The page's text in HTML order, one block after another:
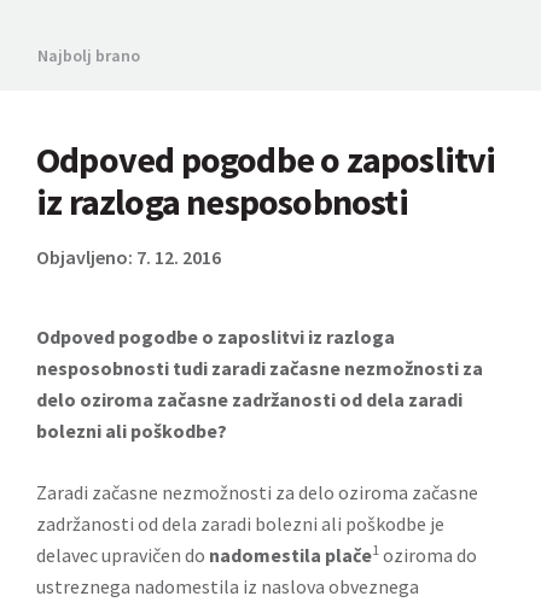
Najbolj brano
Odpoved pogodbe o zaposlitvi
iz razloga nesposobnosti
Objavljeno: 7. 12. 2016
Odpoved pogodbe o zaposlitvi iz razloga
nesposobnosti tudi zaradi začasne nezmožnosti za
delo oziroma začasne zadržanosti od dela zaradi
bolezni ali poškodbe?
Zaradi začasne nezmožnosti za delo oziroma začasne
zadržanosti od dela zaradi bolezni ali poškodbe je
delavec upravičen do nadomestila plače1 oziroma do
ustreznega nadomestila iz naslova obveznega